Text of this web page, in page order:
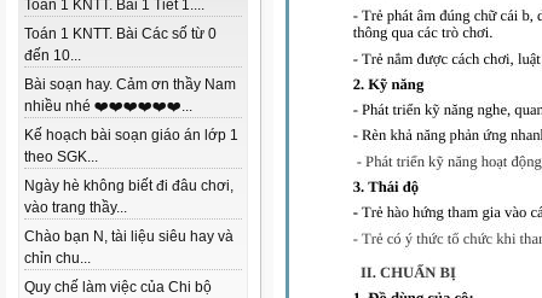
Toán 1 KNTT. Bài 1 Tiết 1....
Toán 1 KNTT. Bài Các số từ 0
đến 10...
Bài soạn hay. Cảm ơn thầy Nam
nhiều nhé ❤️❤️❤️❤️❤️❤️...
Kế hoạch bài soạn giáo án lớp 1
theo SGK...
Ngày hè không biết đi đâu chơi,
vào trang thầy...
Chào bạn N, tài liệu siêu hay và
chỉn chu...
Quy chế làm việc của Chi bộ